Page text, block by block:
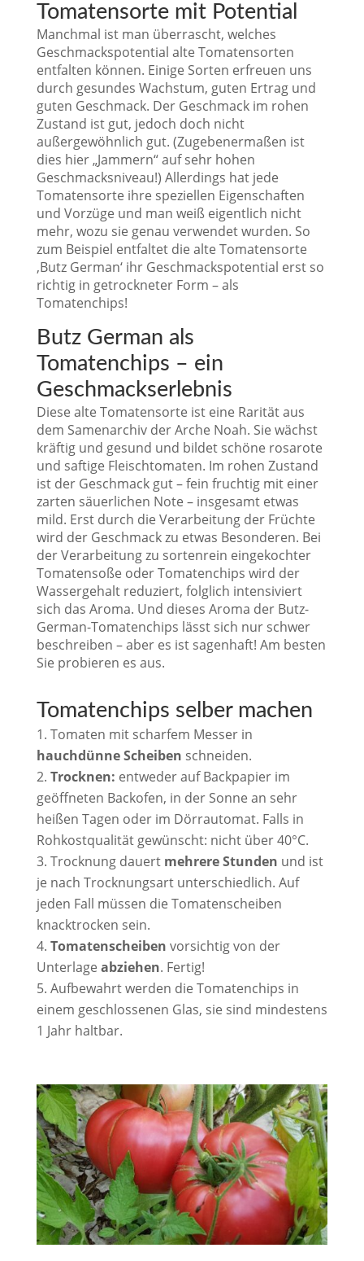
Tomatensorte mit Potential
Manchmal ist man überrascht, welches
Geschmackspotential alte Tomatensorten
entfalten können. Einige Sorten erfreuen uns
durch gesundes Wachstum, guten Ertrag und
guten Geschmack. Der Geschmack im rohen
Zustand ist gut, jedoch doch nicht
außergewöhnlich gut. (Zugebenermaßen ist
dies hier „Jammern“ auf sehr hohen
Geschmacksniveau!) Allerdings hat jede
Tomatensorte ihre speziellen Eigenschaften
und Vorzüge und man weiß eigentlich nicht
mehr, wozu sie genau verwendet wurden. So
zum Beispiel entfaltet die alte Tomatensorte
‚Butz German‘ ihr Geschmackspotential erst so
richtig in getrockneter Form – als
Tomatenchips!
Butz German als
Tomatenchips – ein
Geschmackserlebnis
Diese alte Tomatensorte ist eine Rarität aus
dem Samenarchiv der Arche Noah. Sie wächst
kräftig und gesund und bildet schöne rosarote
und saftige Fleischtomaten. Im rohen Zustand
ist der Geschmack gut – fein fruchtig mit einer
zarten säuerlichen Note – insgesamt etwas
mild. Erst durch die Verarbeitung der Früchte
wird der Geschmack zu etwas Besonderen. Bei
der Verarbeitung zu sortenrein eingekochter
Tomatensoße oder Tomatenchips wird der
Wassergehalt reduziert, folglich intensiviert
sich das Aroma. Und dieses Aroma der Butz-
German-Tomatenchips lässt sich nur schwer
beschreiben – aber es ist sagenhaft! Am besten
Sie probieren es aus.
Tomatenchips selber machen
Tomaten mit scharfem Messer in
hauchdünne Scheiben schneiden.
Trocknen: entweder auf Backpapier im
geöffneten Backofen, in der Sonne an sehr
heißen Tagen oder im Dörrautomat. Falls in
Rohkostqualität gewünscht: nicht über 40°C.
Trocknung dauert mehrere Stunden und ist
je nach Trocknungsart unterschiedlich. Auf
jeden Fall müssen die Tomatenscheiben
knacktrocken sein.
Tomatenscheiben vorsichtig von der
Unterlage abziehen. Fertig!
Aufbewahrt werden die Tomatenchips in
einem geschlossenen Glas, sie sind mindestens
1 Jahr haltbar.